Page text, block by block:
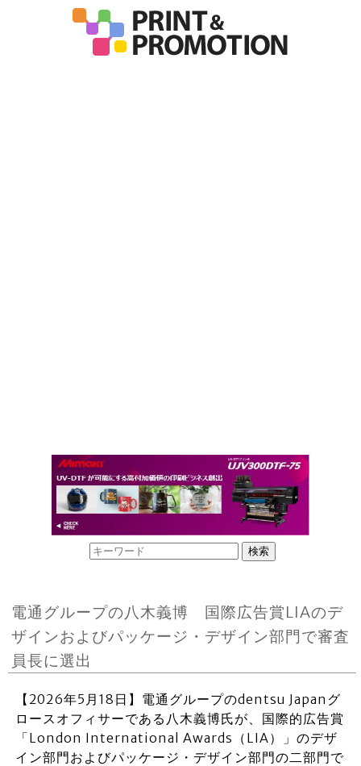
電通グループの八木義博 国際広告賞LIAのデ
ザインおよびパッケージ・デザイン部門で審査
員長に選出
【2026年5月18日】電通グループのdentsu Japanグ
ロースオフィサーである八木義博氏が、国際的広告賞
「London International Awards（LIA）」のデザ
イン部門およびパッケージ・デザイン部門の二部門で